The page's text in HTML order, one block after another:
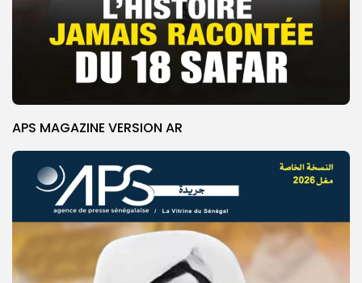
APS MAGAZINE VERSION AR